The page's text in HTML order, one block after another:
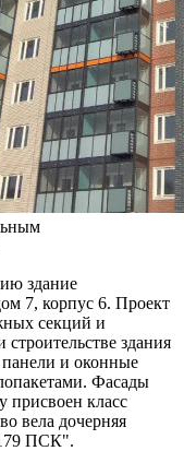
здание
7, корпус 6. Проект
секций и
здания
панели и оконные
Фасады
присвоен класс
вела дочерняя
ПСК".